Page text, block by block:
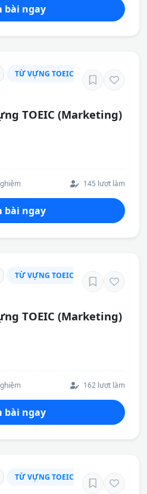
bài ngay
TỪ VỰNG TOEIC
TOEIC (Marketing)
145 lượt làm
bài ngay
TỪ VỰNG TOEIC
TOEIC (Marketing)
162 lượt làm
bài ngay
TỪ VỰNG TOEIC